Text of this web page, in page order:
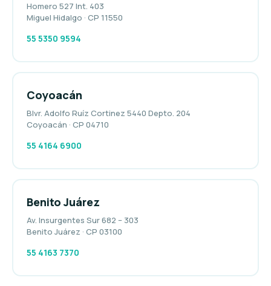
Homero 527 Int. 403
Miguel Hidalgo · CP 11550
55 5350 9594
Coyoacán
Blvr. Adolfo Ruíz Cortinez 5440 Depto. 204
Coyoacán · CP 04710
55 4164 6900
Benito Juárez
Av. Insurgentes Sur 682 – 303
Benito Juárez · CP 03100
55 4163 7370